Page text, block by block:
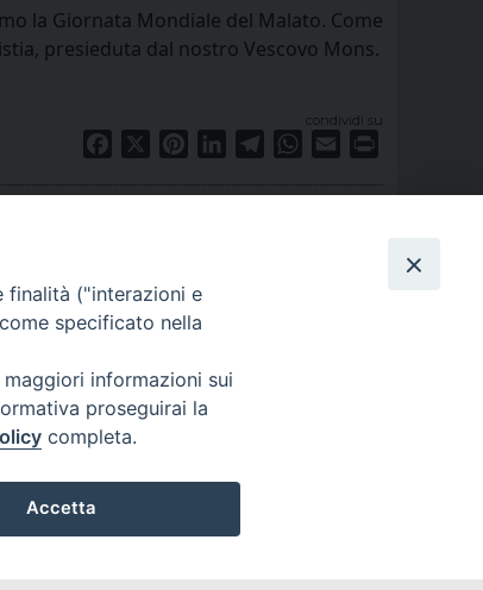
la Giornata Mondiale del Malato. Come
presieduta dal nostro Vescovo Mons.
condividi su
Facebook PinterestLinkedInTelegramWhatsApp
Email
finalità ("interazioni e
specificato nella
informazioni sui
proseguirai la
completa.
Accetta